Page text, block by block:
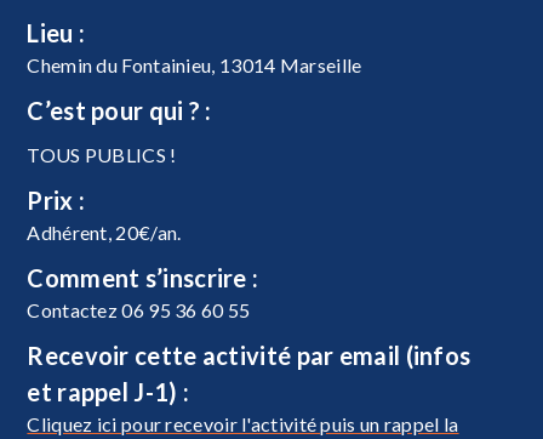
Lieu :
Chemin du Fontainieu, 13014 Marseille
C’est pour qui ? :
TOUS PUBLICS !
Prix :
Adhérent, 20€/an.
Comment s’inscrire :
Contactez 06 95 36 60 55
Recevoir cette activité par email (infos
et rappel J-1) :
Cliquez ici pour recevoir l'activité puis un rappel la